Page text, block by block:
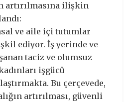
artırılmasına ilişkin
ve aile içi tutumlar
ediyor. İş yerinde ve
taciz ve olumsuz
işgücü
Bu çerçevede,
artırılması, güvenli